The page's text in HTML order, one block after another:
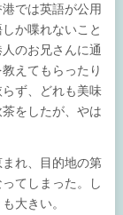
では英語が公用
か喋れないこと
のお兄さんに通
えてもらったり
ず、どれも美味
をしたが、やは
れ、目的地の第
てしまった。し
大きい。